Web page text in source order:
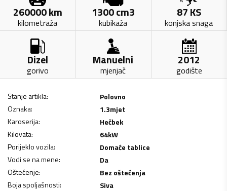
260000km
kilometraža
1300cm3
kubikaža
87KS
konjska snaga
Dizel
gorivo
Manuelni
mjenjač
2012
godište
Stanje artikla:
Polovno
Oznaka:
1.3mjet
Karoserija:
Hečbek
Kilovata: 64kW
Porijeklo vozila:
Domaće tablice
Vodi se na mene:
Da
Oštećenje:
Bez oštećenja
Boja spoljašnosti:
Siva